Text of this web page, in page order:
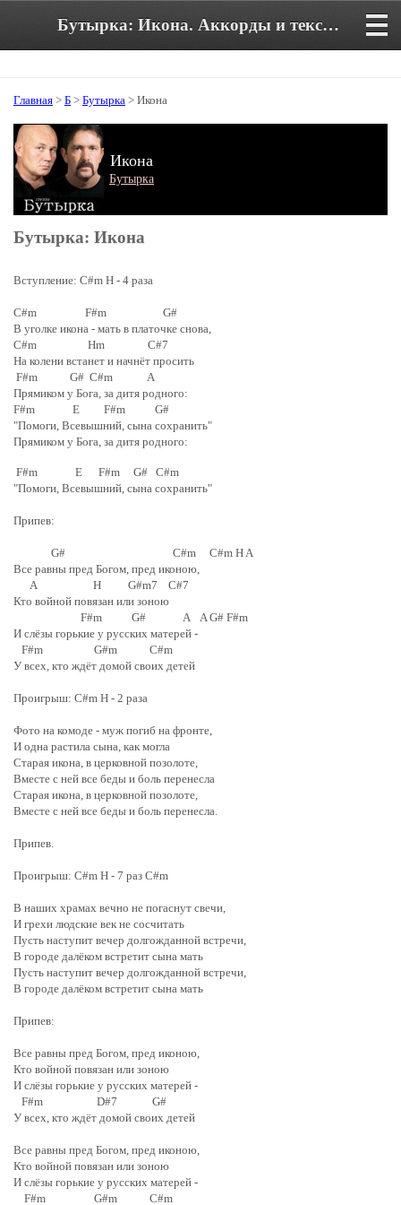
Бутырка: Икона. Аккорды и текст песни
Главная > Б > Бутырка > Икона
Икона
Бутырка
Бутырка: Икона
Вступление: C#m H - 4 раза
C#m F#m G#
В уголке икона - мать в платочке снова,
C#m Hm C#7
На колени встанет и начнёт просить
F#m G# C#m A
Прямиком у Бога, за дитя родного:
F#m E F#m G#
"Помоги, Всевышний, сына сохранить"
Прямиком у Бога, за дитя родного:
F#m E F#m G# C#m
"Помоги, Всевышний, сына сохранить"
Припев:
G# C#m C#m H A
Все равны пред Богом, пред иконою,
A H G#m7 C#7
Кто войной повязан или зоною
F#m G# A A G# F#m
И слёзы горькие у русских матерей -
F#m G#m C#m
У всех, кто ждёт домой своих детей
Проигрыш: C#m H - 2 раза
Фото на комоде - муж погиб на фронте,
И одна растила сына, как могла
Старая икона, в церковной позолоте,
Вместе с ней все беды и боль перенесла
Старая икона, в церковной позолоте,
Вместе с ней все беды и боль перенесла.
Припев.
Проигрыш: C#m H - 7 раз C#m
В наших храмах вечно не погаснут свечи,
И грехи людские век не сосчитать
Пусть наступит вечер долгожданной встречи,
В городе далёком встретит сына мать
Пусть наступит вечер долгожданной встречи,
В городе далёком встретит сына мать
Припев:
Все равны пред Богом, пред иконою,
Кто войной повязан или зоною
И слёзы горькие у русских матерей -
F#m D#7 G#
У всех, кто ждёт домой своих детей
Все равны пред Богом, пред иконою,
Кто войной повязан или зоною
И слёзы горькие у русских матерей -
F#m G#m C#m